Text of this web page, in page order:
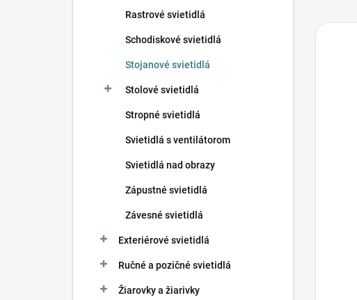
Rastrové svietidlá
Schodiskové svietidlá
Stojanové svietidlá
Stolové svietidlá
Stropné svietidlá
Svietidlá s ventilátorom
Svietidlá nad obrazy
Zápustné svietidlá
Závesné svietidlá
Exteriérové svietidlá
Ručné a pozičné svietidlá
Žiarovky a žiarivky